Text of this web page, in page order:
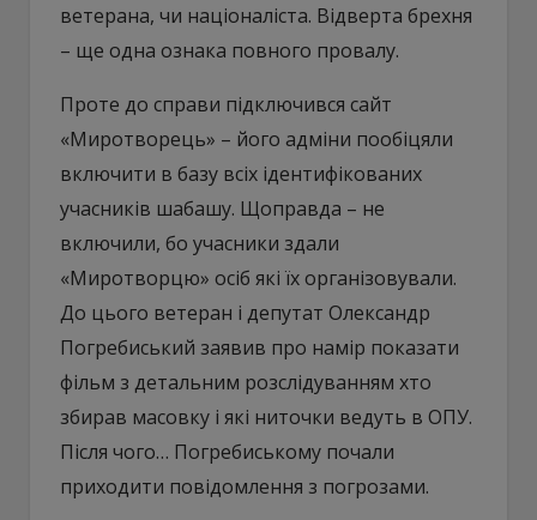
ветерана, чи націоналіста. Відверта брехня
– ще одна ознака повного провалу.
Проте до справи підключився сайт
«Миротворець» – його адміни пообіцяли
включити в базу всіх ідентифікованих
учасників шабашу. Щоправда – не
включили, бо учасники здали
«Миротворцю» осіб які їх організовували.
До цього ветеран і депутат Олександр
Погребиський заявив про намір показати
фільм з детальним розслідуванням хто
збирав масовку і які ниточки ведуть в ОПУ.
Після чого… Погребиському почали
приходити повідомлення з погрозами.